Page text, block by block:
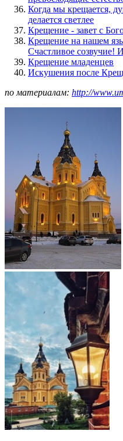
Когда мы крещается,
делается светлее
Крещение - завет с
Крещение на нашем
Счастливое созвучие!
Крещение младенцев
Искушения после
по материалам: http://